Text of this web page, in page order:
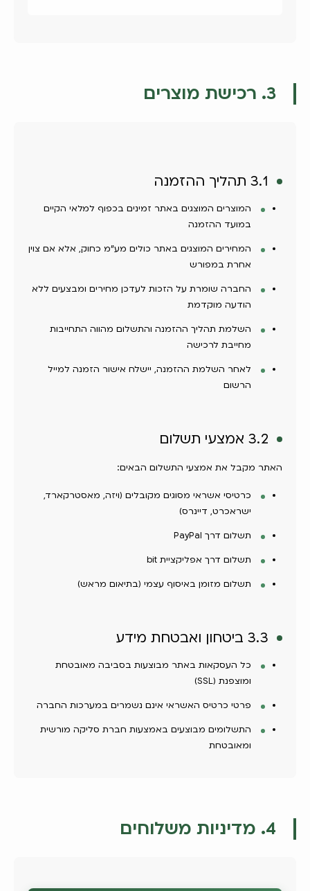
3. רכישת מוצרים
3.1 תהליך ההזמנה
המוצרים המוצגים באתר זמינים בכפוף למלאי הקיים
במועד ההזמנה
המחירים המוצגים באתר כולים מע"מ כחוק, אלא אם צוין
אחרת במפורש
החברה שומרת על הזכות לעדכן מחירים ומבצעים ללא
הודעה מוקדמת
השלמת תהליך ההזמנה והתשלום מהווה התחייבות
מחייבת לרכישה
לאחר השלמת ההזמנה, יישלח אישור הזמנה למייל
הרשום
3.2 אמצעי תשלום
האתר מקבל את אמצעי התשלום הבאים:
כרטיסי אשראי מסוגים מקובלים (ויזה, מאסטרקארד,
ישראכרט, דיינרס)
תשלום דרך PayPal
תשלום דרך אפליקציית bit
תשלום מזומן באיסוף עצמי (בתיאום מראש)
3.3 ביטחון ואבטחת מידע
כל העסקאות באתר מבוצעות בסביבה מאובטחת
ומוצפנת (SSL)
פרטי כרטיס האשראי אינם נשמרים במערכות החברה
התשלומים מבוצעים באמצעות חברת סליקה מורשית
ומאובטחת
4. מדיניות משלוחים